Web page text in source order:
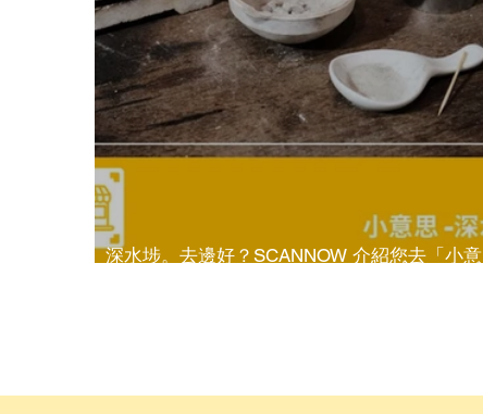
深水埗。去邊好？SCANNOW 介紹您去「小意